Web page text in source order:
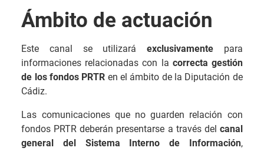
Ámbito de actuación
Este canal se utilizará exclusivamente para
informaciones relacionadas con la correcta gestión
de los fondos PRTR en el ámbito de la Diputación de
Cádiz.
Las comunicaciones que no guarden relación con
fondos PRTR deberán presentarse a través del canal
general del Sistema Interno de Información,